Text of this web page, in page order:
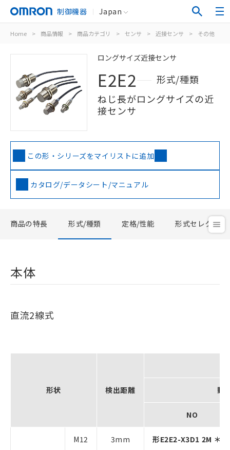
制御機器 Japan
Home > 商品情報 > 商品カテゴリ > センサ > 近接センサ > その他
ロングサイズ近接センサ
E2E2
形式/種類
ねじ長がロングサイズの近
接センサ
この形・シリーズをマイリストに追加
カタログ/データシート/マニュアル
商品の特長 形式/種類 定格/性能 形式セレクタ
本体
直流2線式
形状 検出距離 動
NO
M12 3mm 形E2E2-X3D1 2M ＊